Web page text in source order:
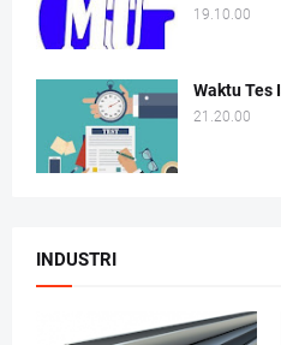
19.10.00
Waktu Tes
21.20.00
INDUSTRI